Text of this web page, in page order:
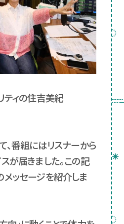
ティの住吉美紀
、番組にはリスナーから
が届きました。この記
メッセージを紹介しま